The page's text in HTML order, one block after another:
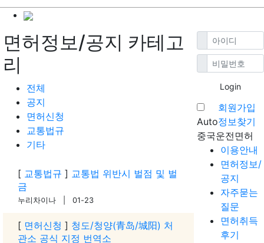
Login
Auto
회원가입
정보찾기
중국운전면허
이용안내
면허정보/
공지
자주묻는
질문
면허취득
후기
면허정보/공지 카테고
리
전체
공지
면허신청
교통법규
기타
[ 교통법규 ] 교통법 위반시 벌점 및 벌
금
누리차이나 | 01-23
[ 면허신청 ] 청도/청양(青岛/城阳) 처
관소 공식 지정 번역소